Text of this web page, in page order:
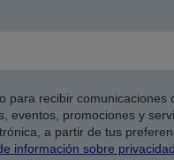
para recibir comunicaciones
eventos, promociones y
a partir de tus
información sobre